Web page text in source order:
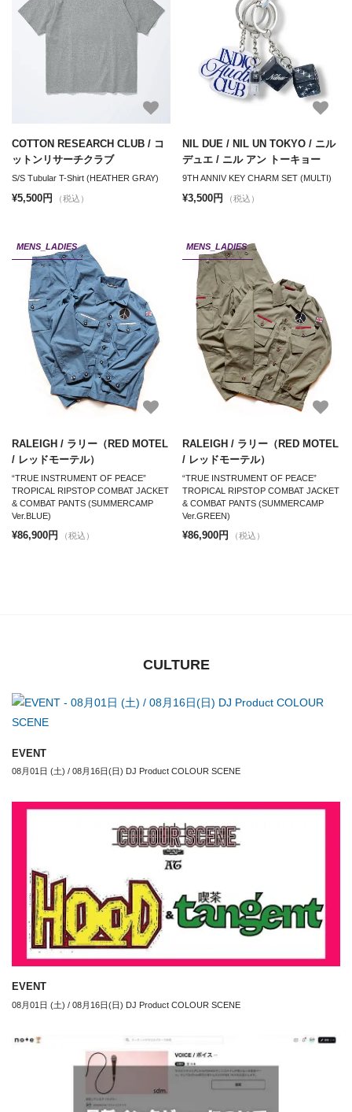
COTTON RESEARCH CLUB / コ
ットンリサーチクラブ
S/S Tubular T-Shirt (HEATHER GRAY)
¥5,500円 （税込）
NIL DUE / NIL UN TOKYO / ニル
デュエ / ニル アン トーキョー
9TH ANNIV KEY CHARM SET (MULTI)
¥3,500円 （税込）
MENS_LADIES
RALEIGH / ラリー（RED MOTEL
/ レッドモーテル）
“TRUE INSTRUMENT OF PEACE”
TROPICAL RIPSTOP COMBAT JACKET
& COMBAT PANTS (SUMMERCAMP
Ver.BLUE)
¥86,900円 （税込）
MENS_LADIES
RALEIGH / ラリー（RED MOTEL
/ レッドモーテル）
“TRUE INSTRUMENT OF PEACE”
TROPICAL RIPSTOP COMBAT JACKET
& COMBAT PANTS (SUMMERCAMP
Ver.GREEN)
¥86,900円 （税込）
CULTURE
EVENT
08月01日 (土) / 08月16日(日) DJ Product COLOUR SCENE
EVENT
08月01日 (土) / 08月16日(日) DJ Product COLOUR SCENE